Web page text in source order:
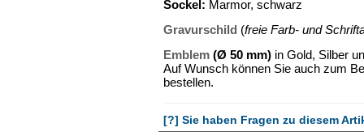
Sockel: Marmor, schwarz
Gravurschild (freie Farb- und
Emblem (Ø 50 mm) in Gold, Silber
Auf Wunsch können Sie auch zum
bestellen.
[?] Sie haben Fragen zu diesem